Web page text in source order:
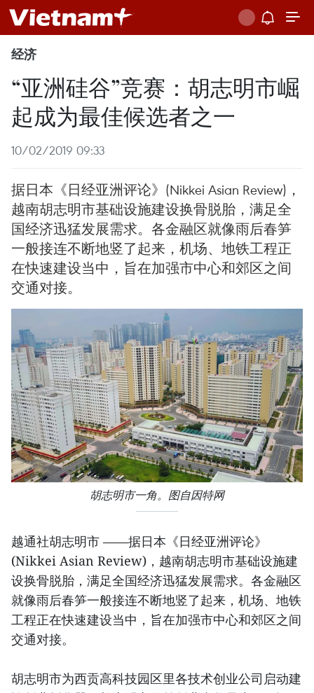
经济
“亚洲硅谷”竞赛：胡志明市崛
起成为最佳候选者之一
10/02/2019 09:33
据日本《日经亚洲评论》(Nikkei Asian Review)，
越南胡志明市基础设施建设换骨脱胎，满足全
国经济迅猛发展需求。各金融区就像雨后春笋
一般接连不断地竖了起来，机场、地铁工程正
在快速建设当中，旨在加强市中心和郊区之间
交通对接。
胡志明市一角。图自因特网
越通社胡志明市 ——据日本《日经亚洲评论》
(Nikkei Asian Review)，越南胡志明市基础设施建
设换骨脱胎，满足全国经济迅猛发展需求。各金融区
就像雨后春笋一般接连不断地竖了起来，机场、地铁
工程正在快速建设当中，旨在加强市中心和郊区之间
交通对接。
胡志明市为西贡高科技园区里各技术创业公司启动建